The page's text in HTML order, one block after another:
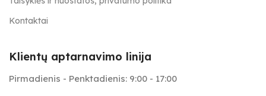
Kontaktai
Klientų aptarnavimo linija
Pirmadienis - Penktadienis: 9:00 - 17:00